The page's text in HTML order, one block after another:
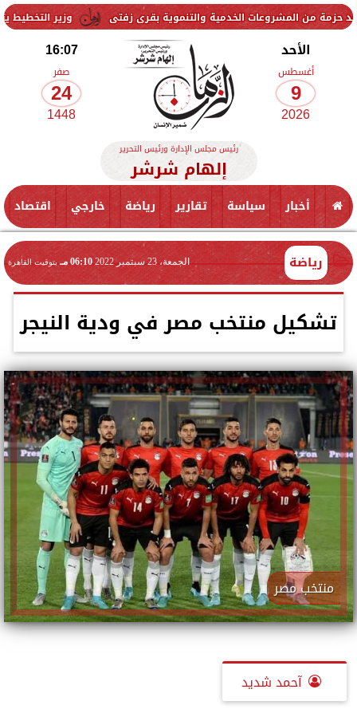
وزير التخطيط يتابع الخدمية والتنموية بقرى زفتى
الأحد
أغسطس
9
2026
16:07
صفر
24
1448
رئيس مجلس الإدارة ورئيس التحرير
إلهام شرشر
أخبار سياسة تقارير رياضة خارجي اقتصاد
رياضة الجمعة، 23 سبتمبر 2022 06:10 مـ بتوقيت القاهرة
تشكيل منتخب مصر في ودية النيجر
منتخب مصر
آحمد شديد